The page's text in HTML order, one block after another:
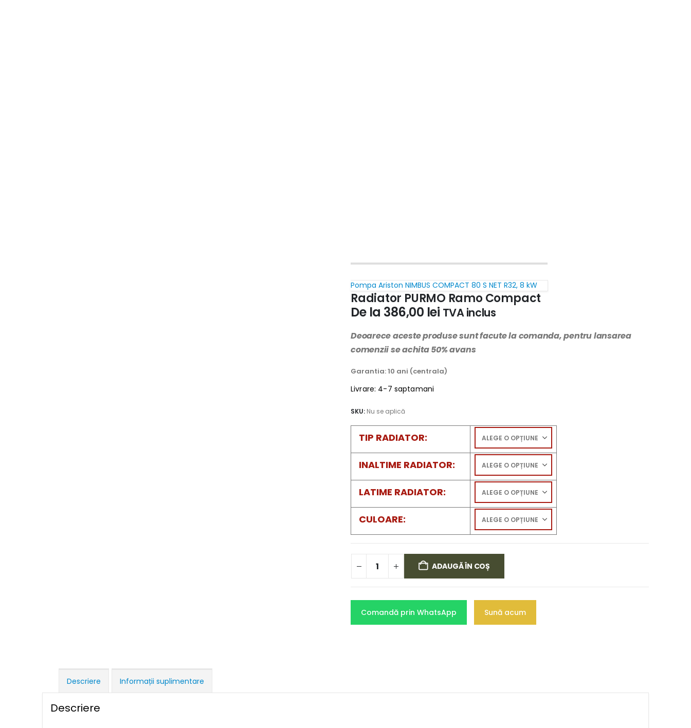
Pompa Ariston NIMBUS COMPACT 80 S NET R32, 8 kW
Radiator PURMO Ramo Compact
De la 386,00 lei TVA inclus
Deoarece aceste produse sunt facute la comanda, pentru lansarea
comenzii se achita 50% avans
Garantia: 10 ani (centrala)
Livrare: 4-7 saptamani
SKU: Nu se aplică
TIP RADIATOR
INALTIME RADIATOR
LATIME RADIATOR
CULOARE
ADAUGĂ ÎN COȘ
Comandă prin WhatsApp Sună acum
Descriere Informații suplimentare
Descriere